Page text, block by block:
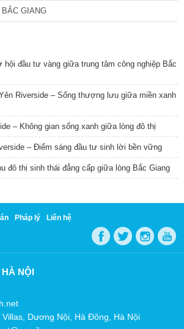
GIANG
hội đầu tư vàng giữa trung tâm công nghiệp Bắc
Riverside – Sống thượng lưu giữa miền xanh
– Không gian sống xanh giữa lòng đô thị
– Điểm sáng đầu tư sinh lời bền vững
đô thị sinh thái đẳng cấp giữa lòng Bắc Giang
Pháp lý Liên hệ
NỘI
Dương Nội, Hà Đông, Hà Nội